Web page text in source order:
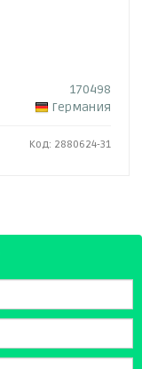
170498
Германия
Код: 2880624-31